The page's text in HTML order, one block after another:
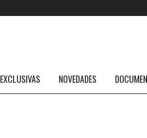
EXCLUSIVAS NOVEDADES